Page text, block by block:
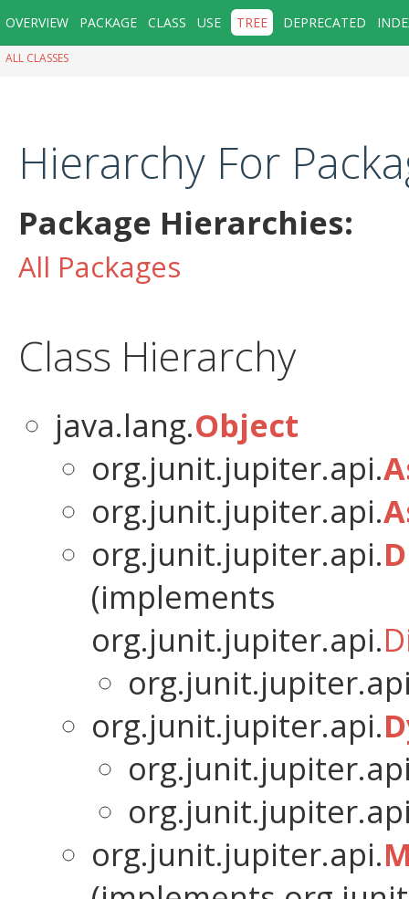
OVERVIEW PACKAGE CLASS USE TREE DEPRECATED
ALL CLASSES
Hierarchy For
Package Hierarchies:
All Packages
Class Hierarchy
java.lang.Object
org.junit.jupiter.api.
org.junit.jupiter.api.
org.junit.jupiter.api.
(implements
org.junit.jupiter.api.
org.junit.jupiter.api.
org.junit.jupiter.api.